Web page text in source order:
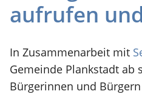
aufrufen
In Zusammenarbeit mit
Gemeinde Plankstadt ab
Bürgerinnen und